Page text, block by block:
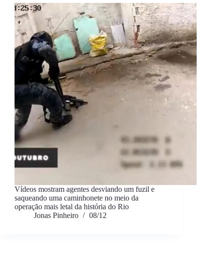
Vídeos mostram agentes desviando um fuzil e
saqueando uma caminhonete no meio da
operação mais letal da história do Rio
Jonas Pinheiro
08/12